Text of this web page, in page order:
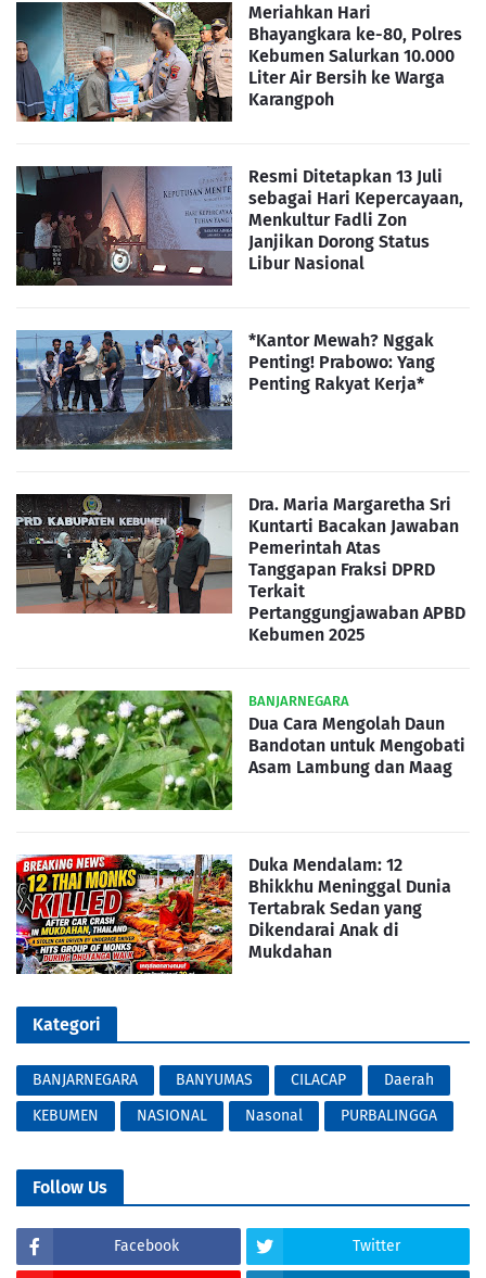
Meriahkan Hari
Bhayangkara ke-80, Polres
Kebumen Salurkan 10.000
Liter Air Bersih ke Warga
Karangpoh
Resmi Ditetapkan 13 Juli
sebagai Hari Kepercayaan,
Menkultur Fadli Zon
Janjikan Dorong Status
Libur Nasional
*Kantor Mewah? Nggak
Penting! Prabowo: Yang
Penting Rakyat Kerja*
Dra. Maria Margaretha Sri
Kuntarti Bacakan Jawaban
Pemerintah Atas
Tanggapan Fraksi DPRD
Terkait
Pertanggungjawaban APBD
Kebumen 2025
BANJARNEGARA
Dua Cara Mengolah Daun
Bandotan untuk Mengobati
Asam Lambung dan Maag
Duka Mendalam: 12
Bhikkhu Meninggal Dunia
Tertabrak Sedan yang
Dikendarai Anak di
Mukdahan
Kategori
BANJARNEGARA BANYUMAS CILACAP
Daerah
KEBUMEN
NASIONAL Nasonal PURBALINGGA
Follow Us
Facebook Twitter